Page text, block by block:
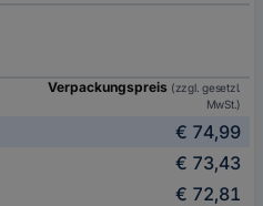
Verpackungspreis (zzgl. gesetzl.
MwSt.)
€ 74,99
€ 73,43
€ 72,81